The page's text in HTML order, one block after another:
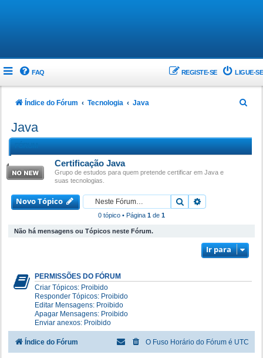
FAQ LIGUE-SE
REGISTE-SE
Índice do Fórum Tecnologia Java
Java
Certificação Java
Grupo de estudos para quem pretende certificar em Java e
suas tecnologias.
Novo Tópico Pesquisar
0 tópico • Página 1 de 1
Não há mensagens ou Tópicos neste Fórum.
Ir para
PERMISSÕES DO FÓRUM
Criar Tópicos: Proibido
Responder Tópicos: Proibido
Editar Mensagens: Proibido
Apagar Mensagens: Proibido
Enviar anexos: Proibido
Índice do Fórum O Fuso Horário do Fórum é UTC